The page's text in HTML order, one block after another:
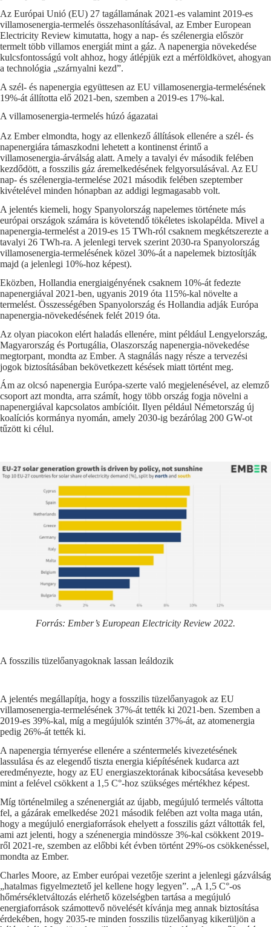
Az Európai Unió (EU) 27 tagállamának 2021-es valamint 2019-es
villamosenergia-termelés összehasonlításával, az Ember European
Electricity Review kimutatta, hogy a nap- és szélenergia először
termelt több villamos energiát mint a gáz. A napenergia növekedése
kulcsfontosságú volt ahhoz, hogy átlépjük ezt a mérföldkövet, ahogyan
a technológia „szárnyalni kezd”.
A szél- és napenergia együttesen az EU villamosenergia-termelésének
19%-át állította elő 2021-ben, szemben a 2019-es 17%-kal.
A villamosenergia-termelés húzó ágazatai
Az Ember elmondta, hogy az ellenkező állítások ellenére a szél- és
napenergiára támaszkodni lehetett a kontinenst érintő a
villamosenergia-árválság alatt. Amely a tavalyi év második felében
kezdődött, a fosszilis gáz áremelkedésének felgyorsulásával. Az EU
nap- és szélenergia-termelése 2021 második felében szeptember
kivételével minden hónapban az addigi legmagasabb volt.
A jelentés kiemeli, hogy Spanyolország napelemes története más
európai országok számára is követendő tökéletes iskolapélda. Mivel a
napenergia-termelést a 2019-es 15 TWh-ról csaknem megkétszerezte a
tavalyi 26 TWh-ra. A jelenlegi tervek szerint 2030-ra Spanyolország
villamosenergia-termelésének közel 30%-át a napelemek biztosítják
majd (a jelenlegi 10%-hoz képest).
Eközben, Hollandia energiaigényének csaknem 10%-át fedezte
napenergiával 2021-ben, ugyanis 2019 óta 115%-kal növelte a
termelést. Összességében Spanyolország és Hollandia adják Európa
napenergia-növekedésének felét 2019 óta.
Az olyan piacokon elért haladás ellenére, mint például Lengyelország,
Magyarország és Portugália, Olaszország napenergia-növekedése
megtorpant, mondta az Ember. A stagnálás nagy része a tervezési
jogok biztosításában bekövetkezett késések miatt történt meg.
Ám az olcsó napenergia Európa-szerte való megjelenésével, az elemző
csoport azt mondta, arra számít, hogy több ország fogja növelni a
napenergiával kapcsolatos ambícióit. Ilyen például Németország új
koalíciós kormánya nyomán, amely 2030-ig bezárólag 200 GW-ot
tűzött ki célul.
Forrás: Ember’s European Electricity Review 2022.
A fosszilis tüzelőanyagoknak lassan leáldozik
A jelentés megállapítja, hogy a fosszilis tüzelőanyagok az EU
villamosenergia-termelésének 37%-át tették ki 2021-ben. Szemben a
2019-es 39%-kal, míg a megújulók szintén 37%-át, az atomenergia
pedig 26%-át tették ki.
A napenergia térnyerése ellenére a széntermelés kivezetésének
lassulása és az elegendő tiszta energia kiépítésének kudarca azt
eredményezte, hogy az EU energiaszektorának kibocsátása kevesebb
mint a felével csökkent a 1,5 C°-hoz szükséges mértékhez képest.
Míg történelmileg a szénenergiát az újabb, megújuló termelés váltotta
fel, a gázárak emelkedése 2021 második felében azt volta maga után,
hogy a megújuló energiaforrások ehelyett a fosszilis gázt váltották fel,
ami azt jelenti, hogy a szénenergia mindössze 3%-kal csökkent 2019-
ről 2021-re, szemben az előbbi két évben történt 29%-os csökkenéssel,
mondta az Ember.
Charles Moore, az Ember európai vezetője szerint a jelenlegi gázválság
„hatalmas figyelmeztető jel kellene hogy legyen”. „A 1,5 C°-os
hőmérsékletváltozás elérhető közelségben tartása a megújuló
energiaforrások számottevő növelését kívánja meg annak biztosítása
érdekében, hogy 2035-re minden fosszilis tüzelőanyag kikerüljön a